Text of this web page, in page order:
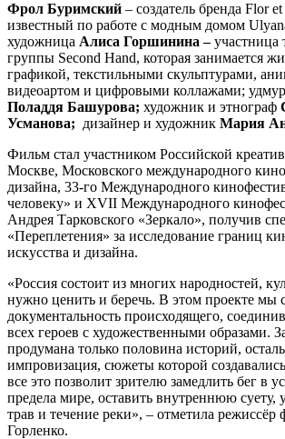
Фрол Буримский – создатель бренда Flor
известный по работе с модным домом
художница Алиса Горшинина –участница
группы Second Hand, которая занимается
графикой, текстильными скульптурами,
видеоартом и цифровыми коллажами;
Поладдя Башурова; художник и этнограф
Усманова; дизайнер и художник Мария
Фильм стал участником Российской
Москве, Московского международного
дизайна, 33-го Международного
человеку» и XVII Международного
Андрея Тарковского «Зеркало», получив
«Переплетения» за исследование границ
искусства и дизайна.
«Россия состоит из многих народностей,
нужно ценить и беречь. В этом проекте мы
документальность происходящего,
всех героев с художественными образами.
продумана только половина историй,
импровизация, сюжеты которой
все это позволит зрителю замедлить бег в
предела мире, оставить внутреннюю суету,
трав и течение реки», – отметила
Горленко.